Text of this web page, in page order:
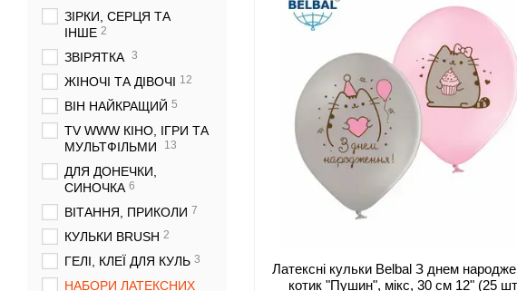
Латексні кульки Belbal З днем
котик "Пушин", мікс, 30 см 12" (25
ЗІРКИ, СЕРЦЯ ТА
ІНШЕ 2
ЗВІРЯТКА 3
ЖІНОЧІ ТА ДІВОЧІ 12
ВІН НАЙКРАЩИЙ 5
TV WWW КІНО, ІГРИ ТА
МУЛЬТФІЛЬМИ
13
ДЛЯ ДОНЕЧКИ,
СИНОЧКА 6
ВІТАННЯ, ПРИКОЛИ 7
КУЛЬКИ BRUSH 2
ГЕЛІ, КЛЕЇ ДЛЯ КУЛЬ 3
НАБОРИ ЛАТЕКСНИХ